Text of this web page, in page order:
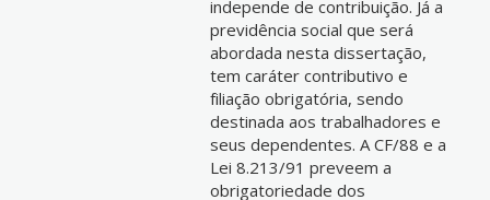
independe de contribuição. Já a
previdência social que será
abordada nesta dissertação,
tem caráter contributivo e
filiação obrigatória, sendo
destinada aos trabalhadores e
seus dependentes. A CF/88 e a
Lei 8.213/91 preveem a
obrigatoriedade dos